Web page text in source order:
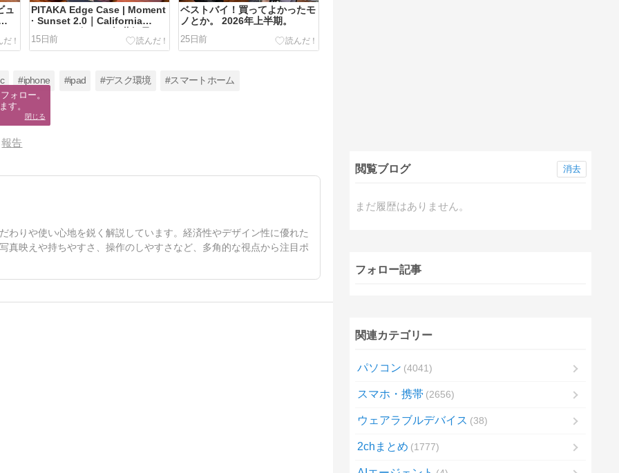
ュ
ー
用
PITAKA Edge Case | Moment
· Sunset 2.0｜California
Dream レビュー。極薄軽量ア
ラミドケース iPhone 17 Proで
スペシャルエディション3種紹
15日前
ベストバイ！買ってよかったモ
ノとか。 2026年上半期。
25日前
#iphone #ipad #デスク環境 #スマートホーム
報告
わりや使い心地を鋭く解説しています。経済性やデザイン性に優れた
真映えや持ちやすさ、操作のしやすさなど、多角的な視点から注目ポ
閲覧ブログ
まだ履歴はありません。
消去
フォロー記事
関連カテゴリー
パソコン 4041
スマホ・携帯 2656
ウェアラブルデバイス 38
2chまとめ 1777
ォロー。
す。
閉じる